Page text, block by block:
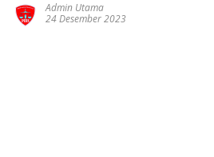
Admin Utama
24 Desember 2023